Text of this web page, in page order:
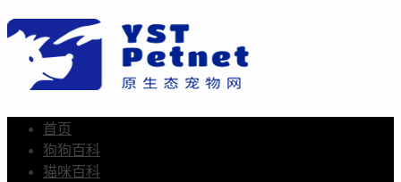
首页
狗狗百科
猫咪百科